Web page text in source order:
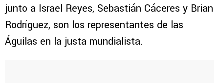
junto a Israel Reyes, Sebastián Cáceres y Brian
Rodríguez, son los representantes de las
Águilas en la justa mundialista.